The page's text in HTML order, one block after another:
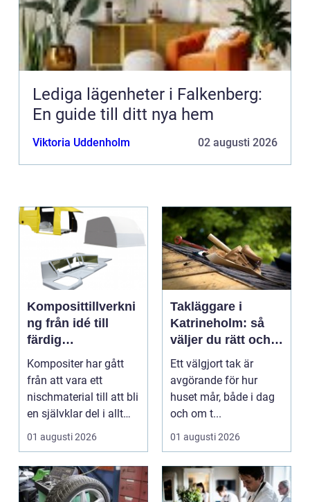
Lediga lägenheter i Falkenberg:
En guide till ditt nya hem
Viktoria Uddenholm 02 augusti 2026
Komposittillverkni
ng från idé till
färdig
högpresterande
produkt
Kompositer har gått
från att vara ett
nischmaterial till att bli
en självklar del i allt
från vindkr...
01 augusti 2026
Takläggare i
Katrineholm: så
väljer du rätt och
får ett tak som
håller
Ett välgjort tak är
avgörande för hur
huset mår, både i dag
och om t...
01 augusti 2026